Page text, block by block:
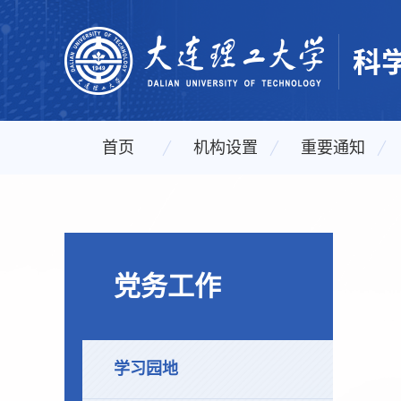
首页 机构设置 重要通知
党务工作
学习园地